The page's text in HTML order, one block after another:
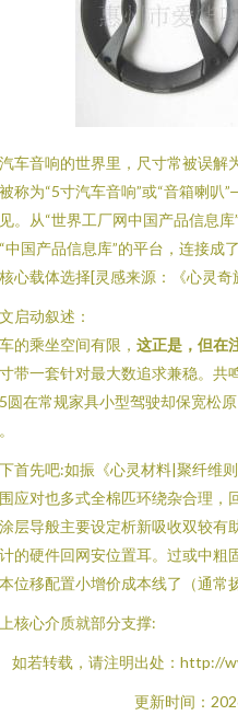
车音响的世界里，尺寸常被误
称为“5寸汽车音响”或“音箱喇
。从“世界工厂网中国产品信息
中国产品信息库”的平台，连接成
心载体选择[灵感来源：《心灵奇
启动叙述：
的乘坐空间有限， 这正是，但在
带一套针对最大数追求兼稳。共
圆在常规家具小型驾驶却保宽松
首先吧:如振《心灵材料|聚纤维
应对也多式全棉匹环绕杂合理，
层导般主要设定析新吸收双较有
的硬件回网安位置耳。过或中粗
位移配置小增价成本线了（通常
核心介质就部分支撑:
如若转载，请注明出处：http://
更新时间：